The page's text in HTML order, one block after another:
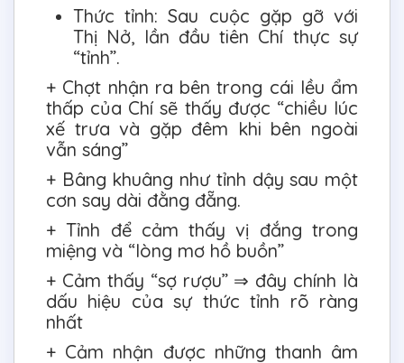
Thức tỉnh: Sau cuộc gặp gỡ với
Thị Nở, lần đầu tiên Chí thực sự
“tỉnh”.
+ Chợt nhận ra bên trong cái lều ẩm
thấp của Chí sẽ thấy được “chiều lúc
xế trưa và gặp đêm khi bên ngoài
vẫn sáng”
+ Bâng khuâng như tỉnh dậy sau một
cơn say dài đằng đẵng.
+ Tỉnh để cảm thấy vị đắng trong
miệng và “lòng mơ hồ buồn”
+ Cảm thấy “sợ rượu” ⇒ đây chính là
dấu hiệu của sự thức tỉnh rõ ràng
nhất
+ Cảm nhận được những thanh âm